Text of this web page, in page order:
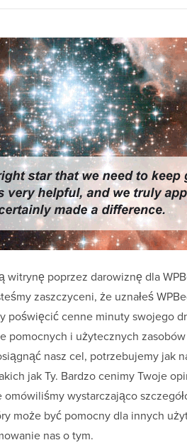
witrynę poprzez darowiznę dla
zaszczyceni, że uznałeś
poświęcić cenne minuty swojego
pomocnych i użytecznych
nasz cel, potrzebujemy jak
jak Ty. Bardzo cenimy Twoje
wystarczająco
może być pomocny dla innych
nas o tym.